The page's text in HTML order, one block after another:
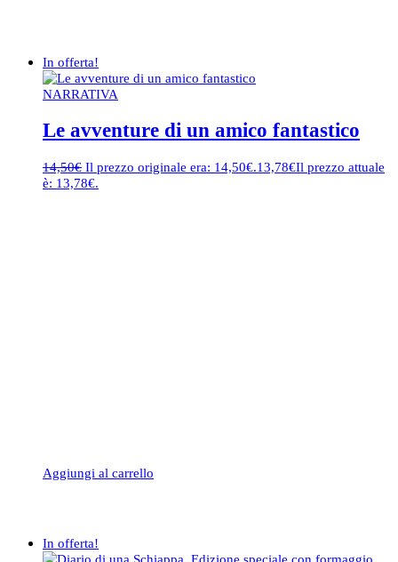
In offerta!
NARRATIVA
Le avventure di un amico fantastico
14,50€ Il prezzo originale era: 14,50€.13,78€Il prezzo attuale
è: 13,78€.
Aggiungi al carrello
In offerta!